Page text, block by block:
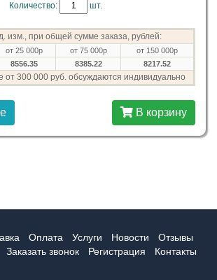
Количество: шт.
изм., при общей сумме заказа, рублей:
от 25 000р от 75 000р
от 150 000р
8556.35 8385.22 8217.52
от 300 000 руб. обсуждаются индивидуально
В корзину
Оплата Услуги Новости
Отзывы
Заказать звонок Регистрация Контакты